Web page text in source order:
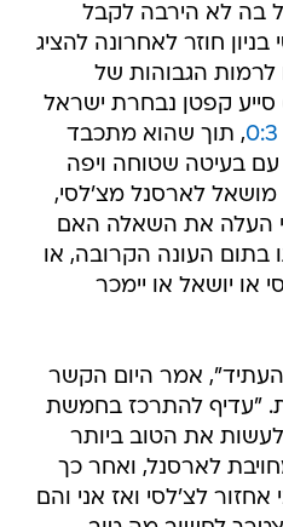
בה לא הירבה לקבל
חוזר לאחרונה להציג
לרמות הגבוהות של
סייע קפטן נבחרת ישראל
, תוך שהוא מתכבד
בעיטה שטוחה ויפה
מושאל לארסנל מצ'לסי,
העלה את השאלה האם
בתום העונה הקרובה, או
או יושאל או יימכר
אמר היום הקשר
"עדיף להתרכז בחמשת
את הטוב ביותר
לארסנל, ואחר כך
יהיה. ב-30 ביוני אחזור לצ'לסי ואז אני והם